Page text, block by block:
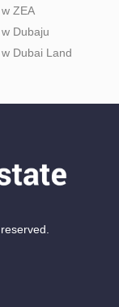
ZEA
Dubaju
Dubai Land